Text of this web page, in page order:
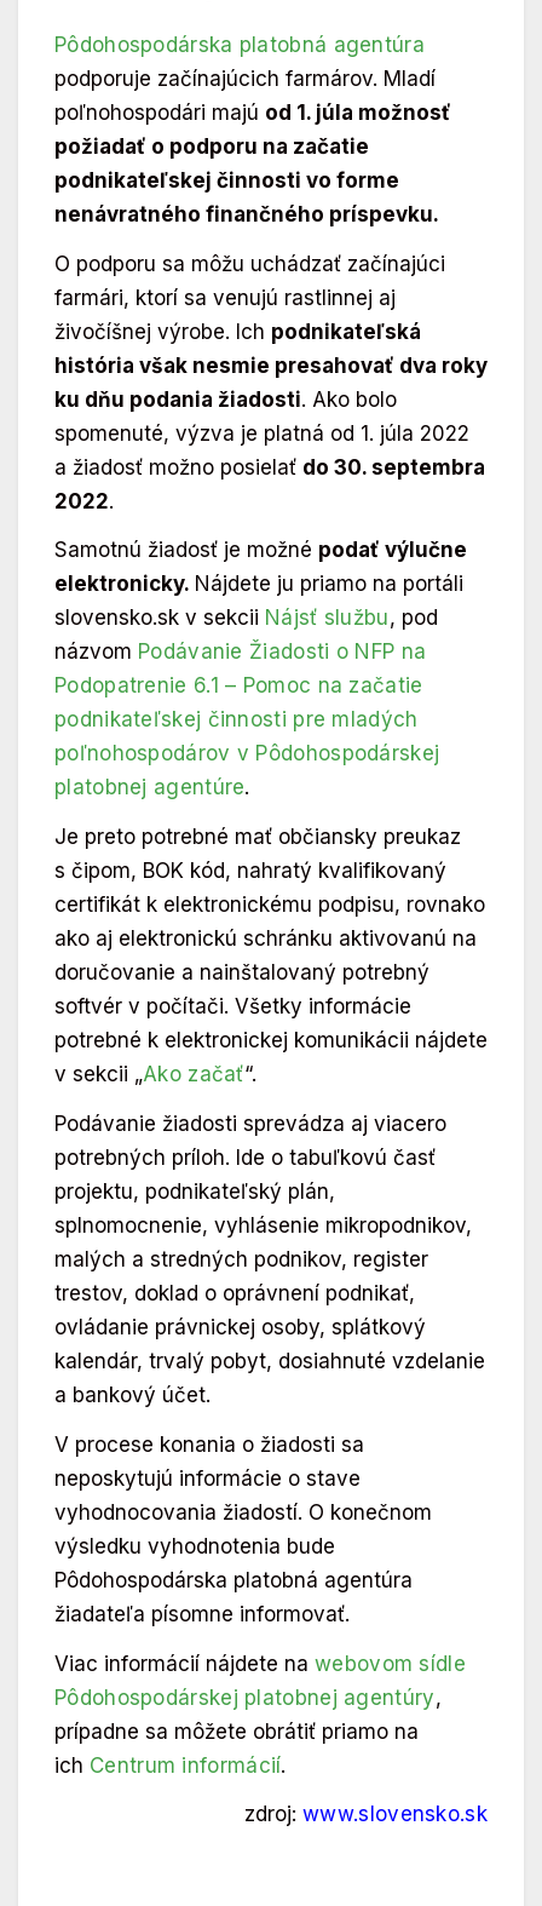
Pôdohospodárska platobná agentúra
podporuje začínajúcich farmárov. Mladí
poľnohospodári majú od 1. júla možnosť
požiadať o podporu na začatie
podnikateľskej činnosti vo forme
nenávratného finančného príspevku.
O podporu sa môžu uchádzať začínajúci
farmári, ktorí sa venujú rastlinnej aj
živočíšnej výrobe. Ich podnikateľská
história však nesmie presahovať dva roky
ku dňu podania žiadosti. Ako bolo
spomenuté, výzva je platná od 1. júla 2022
a žiadosť možno posielať do 30. septembra
2022.
Samotnú žiadosť je možné podať výlučne
elektronicky. Nájdete ju priamo na portáli
slovensko.sk v sekcii Nájsť službu, pod
názvom Podávanie Žiadosti o NFP na
Podopatrenie 6.1 – Pomoc na začatie
podnikateľskej činnosti pre mladých
poľnohospodárov v Pôdohospodárskej
platobnej agentúre.
Je preto potrebné mať občiansky preukaz
s čipom, BOK kód, nahratý kvalifikovaný
certifikát k elektronickému podpisu, rovnako
ako aj elektronickú schránku aktivovanú na
doručovanie a nainštalovaný potrebný
softvér v počítači. Všetky informácie
potrebné k elektronickej komunikácii nájdete
v sekcii „Ako začať“.
Podávanie žiadosti sprevádza aj viacero
potrebných príloh. Ide o tabuľkovú časť
projektu, podnikateľský plán,
splnomocnenie, vyhlásenie mikropodnikov,
malých a stredných podnikov, register
trestov, doklad o oprávnení podnikať,
ovládanie právnickej osoby, splátkový
kalendár, trvalý pobyt, dosiahnuté vzdelanie
a bankový účet.
V procese konania o žiadosti sa
neposkytujú informácie o stave
vyhodnocovania žiadostí. O konečnom
výsledku vyhodnotenia bude
Pôdohospodárska platobná agentúra
žiadateľa písomne informovať.
Viac informácií nájdete na webovom sídle
Pôdohospodárskej platobnej agentúry,
prípadne sa môžete obrátiť priamo na
ich Centrum informácií.
zdroj:www.slovensko.sk